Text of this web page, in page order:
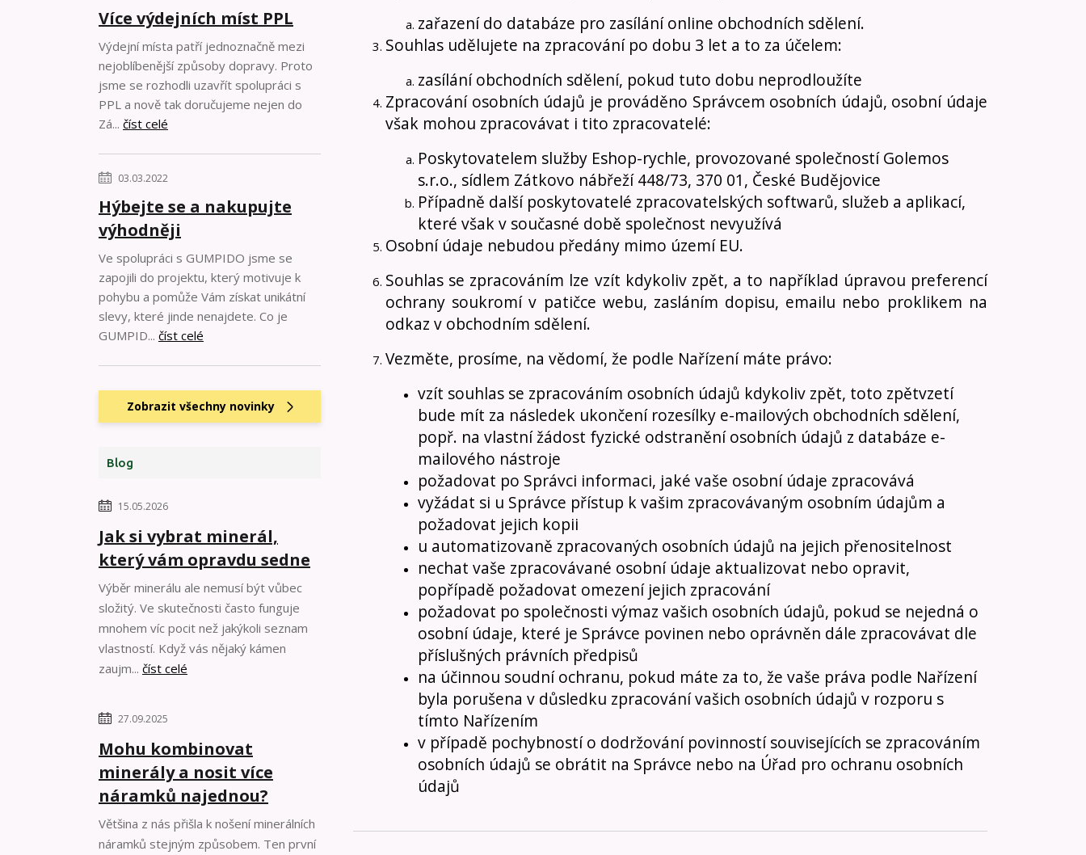
Více výdejních míst PPL
Výdejní místa patří jednoznačně mezi
nejoblíbenější způsoby dopravy. Proto
jsme se rozhodli uzavřít spolupráci s
PPL a nově tak doručujeme nejen do
Zá... číst celé
03.03.2022
Hýbejte se a nakupujte
výhodněji
Ve spolupráci s GUMPIDO jsme se
zapojili do projektu, který motivuje k
pohybu a pomůže Vám získat unikátní
slevy, které jinde nenajdete. Co je
GUMPID... číst celé
Zobrazit všechny novinky
Blog
15.05.2026
Jak si vybrat minerál,
který vám opravdu sedne
Výběr minerálu ale nemusí být vůbec
složitý. Ve skutečnosti často funguje
mnohem víc pocit než jakýkoli seznam
vlastností. Když vás nějaký kámen
zaujm... číst celé
27.09.2025
Mohu kombinovat
minerály a nosit více
náramků najednou?
Většina z nás přišla k nošení minerálních
náramků stejným způsobem. Ten první
zařazení do databáze pro zasílání online obchodních sdělení.
Souhlas udělujete na zpracování po dobu 3 let a to za účelem:
zasílání obchodních sdělení, pokud tuto dobu neprodloužíte
Zpracování osobních údajů je prováděno Správcem osobních údajů, osobní údaje
však mohou zpracovávat i tito zpracovatelé:
Poskytovatelem služby Eshop-rychle, provozované společností Golemos
s.r.o., sídlem Zátkovo nábřeží 448/73, 370 01, České Budějovice
Případně další poskytovatelé zpracovatelských softwarů, služeb a aplikací,
které však v současné době společnost nevyužívá
Osobní údaje nebudou předány mimo území EU.
Souhlas se zpracováním lze vzít kdykoliv zpět, a to například úpravou preferencí
ochrany soukromí v patičce webu, zasláním dopisu, emailu nebo proklikem na
odkaz v obchodním sdělení.
Vezměte, prosíme, na vědomí, že podle Nařízení máte právo:
vzít souhlas se zpracováním osobních údajů kdykoliv zpět, toto zpětvzetí
bude mít za následek ukončení rozesílky e-mailových obchodních sdělení,
popř. na vlastní žádost fyzické odstranění osobních údajů z databáze e-
mailového nástroje
požadovat po Správci informaci, jaké vaše osobní údaje zpracovává
vyžádat si u Správce přístup k vašim zpracovávaným osobním údajům a
požadovat jejich kopii
u automatizovaně zpracovaných osobních údajů na jejich přenositelnost
nechat vaše zpracovávané osobní údaje aktualizovat nebo opravit,
popřípadě požadovat omezení jejich zpracování
požadovat po společnosti výmaz vašich osobních údajů, pokud se nejedná o
osobní údaje, které je Správce povinen nebo oprávněn dále zpracovávat dle
příslušných právních předpisů
na účinnou soudní ochranu, pokud máte za to, že vaše práva podle Nařízení
byla porušena v důsledku zpracování vašich osobních údajů v rozporu s
tímto Nařízením
v případě pochybností o dodržování povinností souvisejících se zpracováním
osobních údajů se obrátit na Správce nebo na Úřad pro ochranu osobních
údajů